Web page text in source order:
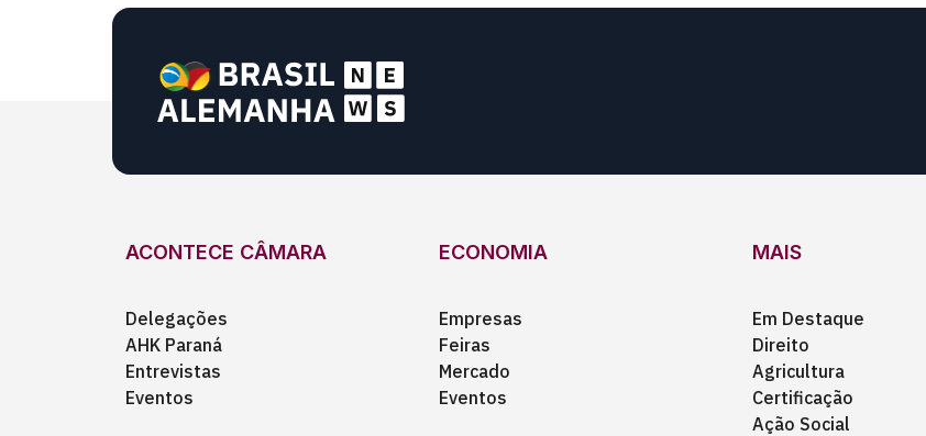
ACONTECE CÂMARA
Delegações
AHK Paraná
Entrevistas
Eventos
ECONOMIA
Empresas
Feiras
Mercado
Eventos
MAIS
Em Destaque
Direito
Agricultura
Certificação
Ação Social